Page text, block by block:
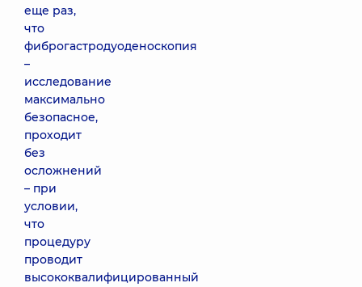
еще раз,
что
фиброгастродуоденоскопия
–
исследование
максимально
безопасное,
проходит
без
осложнений
– при
условии,
что
процедуру
проводит
высококвалифицированный